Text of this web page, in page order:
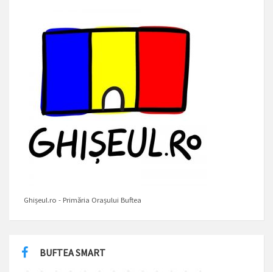
Ghișeul.ro - Primăria Orașului Buftea
BUFTEA SMART